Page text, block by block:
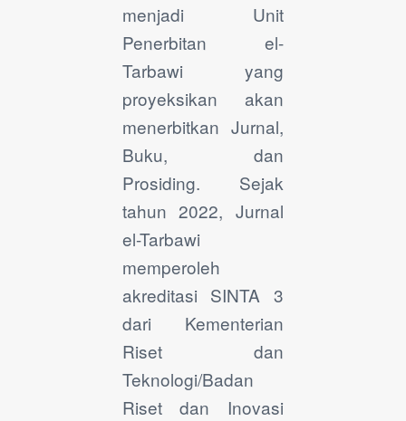
menjadi Unit
Penerbitan el-
Tarbawi yang
proyeksikan akan
menerbitkan Jurnal,
Buku, dan
Prosiding. Sejak
tahun 2022, Jurnal
el-Tarbawi
memperoleh
akreditasi SINTA 3
dari Kementerian
Riset dan
Teknologi/Badan
Riset dan Inovasi